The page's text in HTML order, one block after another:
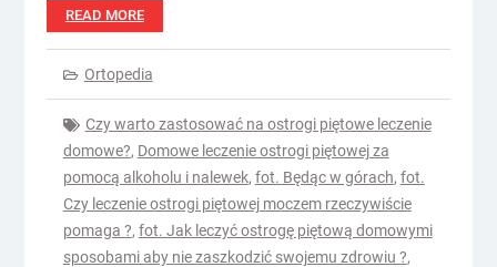
READ MORE
Ortopedia
Czy warto zastosować na ostrogi piętowe leczenie
domowe?, Domowe leczenie ostrogi piętowej za
pomocą alkoholu i nalewek, fot. Będąc w górach, fot.
Czy leczenie ostrogi piętowej moczem rzeczywiście
pomaga ?, fot. Jak leczyć ostrogę piętową domowymi
sposobami aby nie zaszkodzić swojemu zdrowiu ?,